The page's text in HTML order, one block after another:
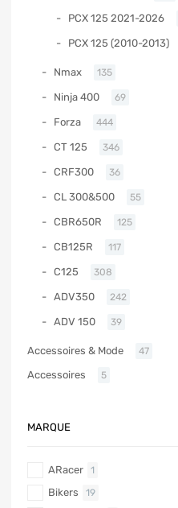
PCX 125 2021-2026
PCX 125 (2010-2013)
Nmax 135
Ninja 400 69
Forza 444
CT 125 346
CRF300 36
CL 300&500 55
CBR650R 125
CB125R 117
C125 308
ADV350 242
ADV 150 39
Accessoires & Mode 47
Accessoires 5
MARQUE
ARacer 1
Bikers 19